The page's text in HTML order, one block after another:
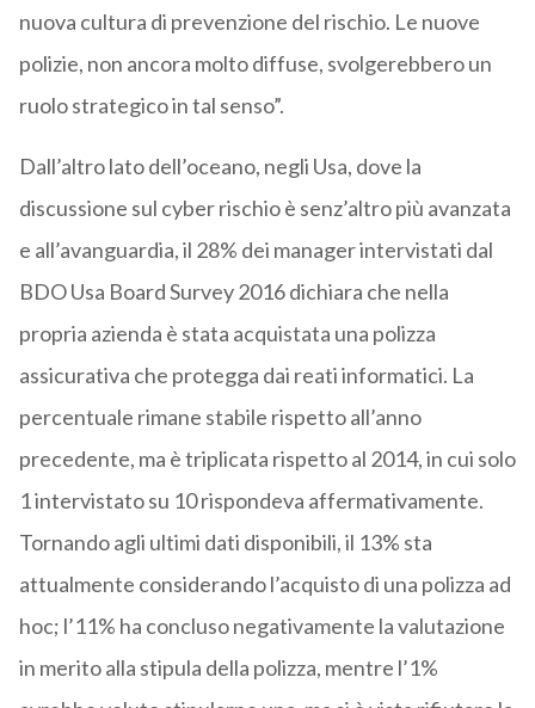
nuova cultura di prevenzione del rischio. Le nuove
polizie, non ancora molto diffuse, svolgerebbero un
ruolo strategico in tal senso”.
Dall’altro lato dell’oceano, negli Usa, dove la
discussione sul cyber rischio è senz’altro più avanzata
e all’avanguardia, il 28% dei manager intervistati dal
BDO Usa Board Survey 2016 dichiara che nella
propria azienda è stata acquistata una polizza
assicurativa che protegga dai reati informatici. La
percentuale rimane stabile rispetto all’anno
precedente, ma è triplicata rispetto al 2014, in cui solo
1 intervistato su 10 rispondeva affermativamente.
Tornando agli ultimi dati disponibili, il 13% sta
attualmente considerando l’acquisto di una polizza ad
hoc; l’11% ha concluso negativamente la valutazione
in merito alla stipula della polizza, mentre l’1%